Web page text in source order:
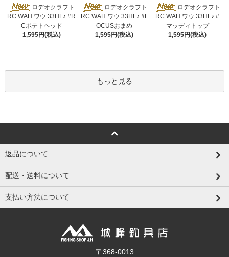
ロデオクラフト
RC WAH ワウ 33HF♪ #R
Cポテトヘッド
1,595円(税込)
ロデオクラフト
RC WAH ワウ 33HF♪ #F
OCUSおまめ
1,595円(税込)
ロデオクラフト
RC WAH ワウ 33HF♪ #
マッディトップ
1,595円(税込)
もっと見る
返品について
配送・送料について
支払い方法について
〒368-0013